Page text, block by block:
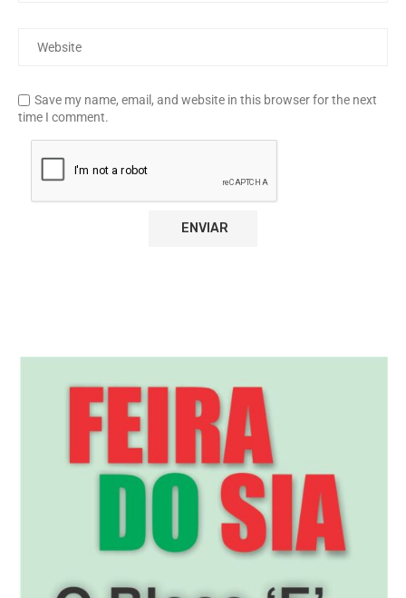
Save my name, email, and website in this browser for the next
time I comment.